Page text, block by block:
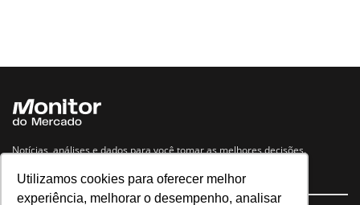
Utilizamos cookies para oferecer melhor
experiência, melhorar o desempenho, analisar
Notícias, análises e dados para você tomar as melhores decisões.
Navegue no site